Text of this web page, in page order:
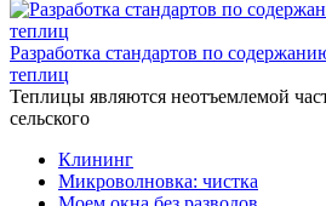
Разработка стандартов по
теплиц
Теплицы являются неотъемлемой
сельского
Клининг
Микроволновка: чистка